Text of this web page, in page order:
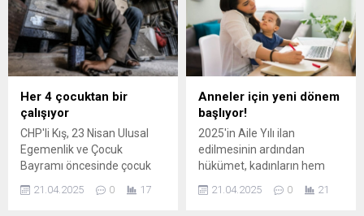
halktv.com.tr'den Cengiz
Karagöz'e yaptığı
açıklamada söz konusu
iddiaları kesin bir dille
yalanlamıştı. Bozbey
hakkında kısa bir süre ...
Her 4 çocuktan bir
çalışıyor
CHP'li Kış, 23 Nisan Ulusal
Egemenlik ve Çocuk
Bayramı öncesinde çocuk
21.04.2025 0 17
Anneler için yeni dönem
başlıyor!
2025'in Aile Yılı ilan
edilmesinin ardından
hükümet, kadınların hem
istihdamda kalmaları için
21.04.2025 0 21